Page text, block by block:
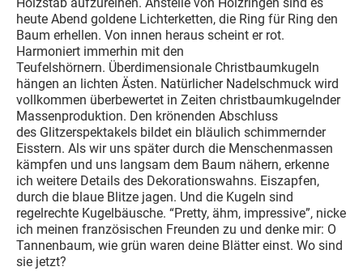
heute Abend goldene Lichterketten, die Ring für Ring den
Baum erhellen. Von innen heraus scheint er rot.
Harmoniert immerhin mit den
Teufelshörnern. Überdimensionale Christbaumkugeln
hängen an lichten Ästen. Natürlicher Nadelschmuck wird
vollkommen überbewertet in Zeiten christbaumkugelnder
Massenproduktion. Den krönenden Abschluss
des Glitzerspektakels bildet ein bläulich schimmernder
Eisstern. Als wir uns später durch die Menschenmassen
kämpfen und uns langsam dem Baum nähern, erkenne
ich weitere Details des Dekorationswahns. Eiszapfen,
durch die blaue Blitze jagen. Und die Kugeln sind
regelrechte Kugelbäusche. “Pretty, ähm, impressive”, nicke
ich meinen französischen Freunden zu und denke mir: O
Tannenbaum, wie grün waren deine Blätter einst. Wo sind
sie jetzt?